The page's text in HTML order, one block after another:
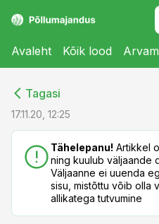
Avaleht Kõik lood
Tagasi
17.11.20, 12:25
Tähelepanu! Artikkel
ning kuulub väljaande
Väljaanne ei uuenda
sisu, mistõttu võib olla
allikatega tutvumine